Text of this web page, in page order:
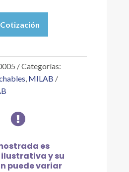
Categorías:
, MILAB

es
y su
puede variar